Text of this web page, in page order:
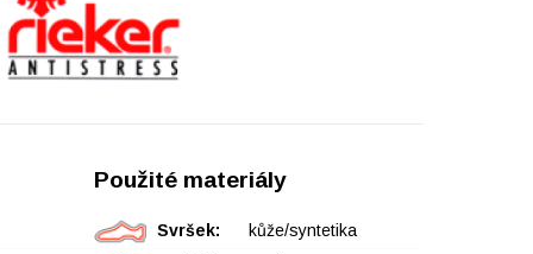
Použité materiály
Svršek:
kůže/syntetika